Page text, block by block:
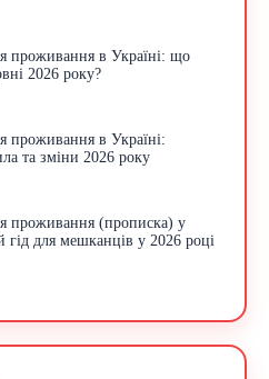
проживання в Україні: що
2026 року?
проживання в Україні:
та зміни 2026 року
проживання (прописка) у
для мешканців у 2026 році